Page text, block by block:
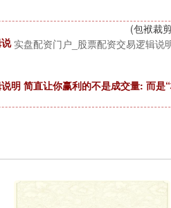
(包袱裁
实盘配资门户_股票配资交易逻辑说
明 简直让你赢利的不是成交量: 而是